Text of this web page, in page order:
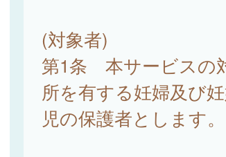
(対象者)
第1条 本サービスの
所を有する妊婦及び
児の保護者とします。